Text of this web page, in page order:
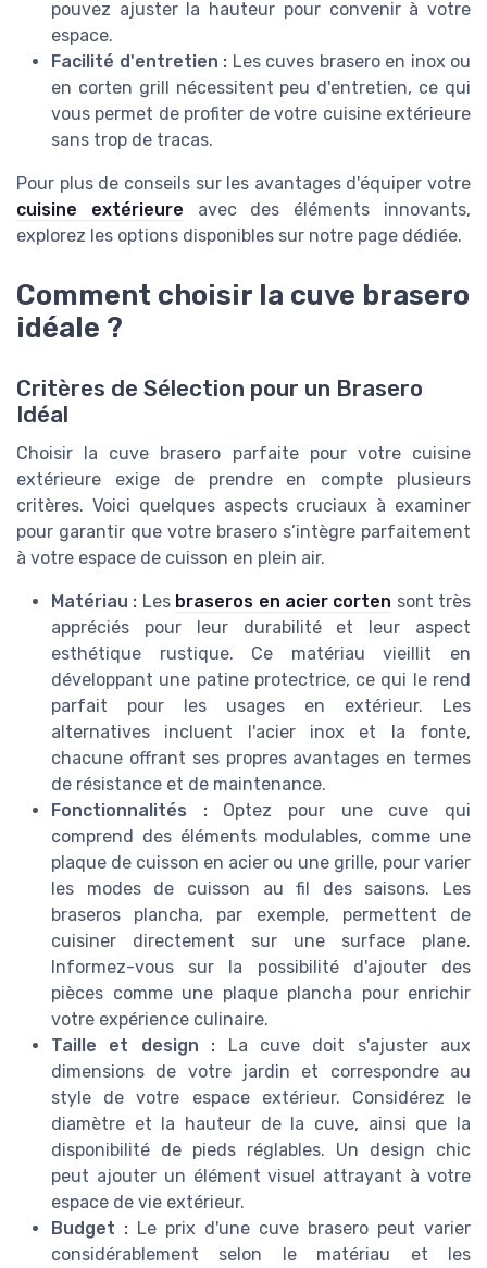
pouvez ajuster la hauteur pour convenir à votre
espace.
Facilité d'entretien : Les cuves braseroen inox ou
en corten grill
nécessitent peu d'entretien, ce qui
vous permet de profiter de votre cuisine extérieure
sans trop de tracas.
Pour plus de conseils sur les avantages d'équiper votre
cuisine extérieure avec des éléments innovants,
explorez les options disponibles sur notre page dédiée.
Comment choisir la cuve brasero
idéale ?
Critères de Sélection pour un Brasero
Idéal
Choisir la cuve brasero parfaite pour votre cuisine
extérieure exige de prendre en compte plusieurs
critères. Voici quelques aspects cruciaux à examiner
pour garantir que votre brasero s’intègre parfaitement
à votre espace de cuisson en plein air.
Matériau : Les braseros en acier corten sont très
appréciés pour leur durabilité et leur aspect
esthétique rustique. Ce matériau vieillit en
développant une patine protectrice, ce qui le rend
parfait pour les usages en extérieur. Les
alternatives incluent l'acier inox et la fonte,
chacune offrant ses propres avantages en termes
de résistance et de maintenance.
Fonctionnalités :Optez pour une cuve qui
comprend des éléments modulables, comme une
plaque de cuisson en acier ou une grille, pour varier
les modes de cuisson au fil des saisons. Les
braseros plancha, par exemple, permettent de
cuisiner directement sur une surface plane.
Informez-vous sur la possibilité d'ajouter des
pièces comme une plaque plancha pour enrichir
votre expérience culinaire.
Taille et design : La cuve doit s'ajuster aux
dimensions de votre jardin et correspondre au
style de votre espace extérieur. Considérez le
diamètre et la hauteur de la cuve, ainsi que la
disponibilité de pieds réglables. Un design chic
peut ajouter un élément visuel attrayant à votre
espace de vie extérieur.
Budget : Le prix d'une cuve brasero peut varier
considérablement selon le matériau et les